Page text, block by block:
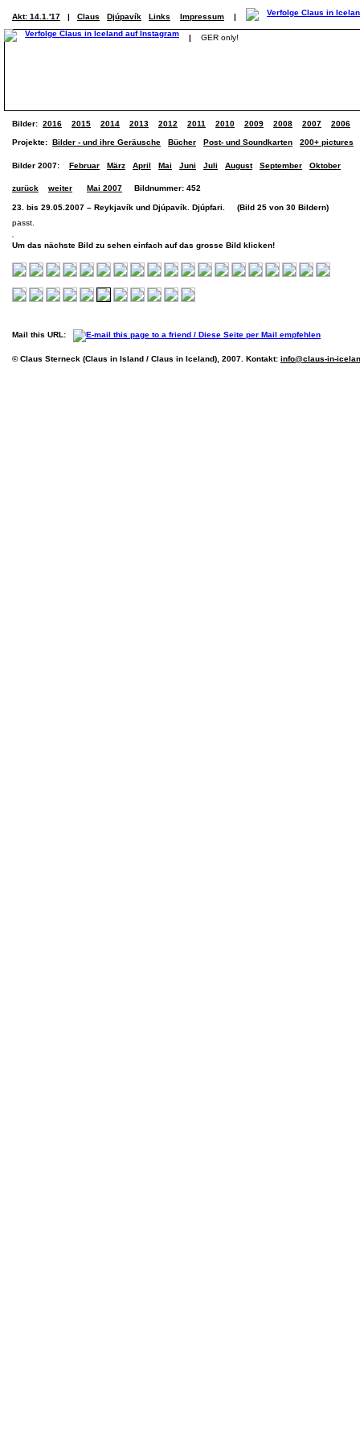
Akt: 14.1.'17 | Claus Djúpavík Links Impressum |
| GER only!
Bilder: 2016 2015 2014 2013 2012 2011 2010 2009 2008 2007 2006
Projekte: Bilder - und ihre Geräusche Bücher Post- und Soundkarten 200+ pictures
Bilder 2007: Februar März April Mai Juni Juli August September Oktober
zurück weiter Mai 2007 Bildnummer: 452
23. bis 29.05.2007 – Reykjavík und Djúpavík. Djúpfari. (Bild 25 von 30 Bildern)
passt.
Um das nächste Bild zu sehen einfach auf das grosse Bild klicken!
Mail this URL:
© Claus Sterneck (Claus in Island / Claus in Iceland), 2007. Kontakt: info@claus-in-